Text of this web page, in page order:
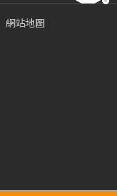
網站地圖